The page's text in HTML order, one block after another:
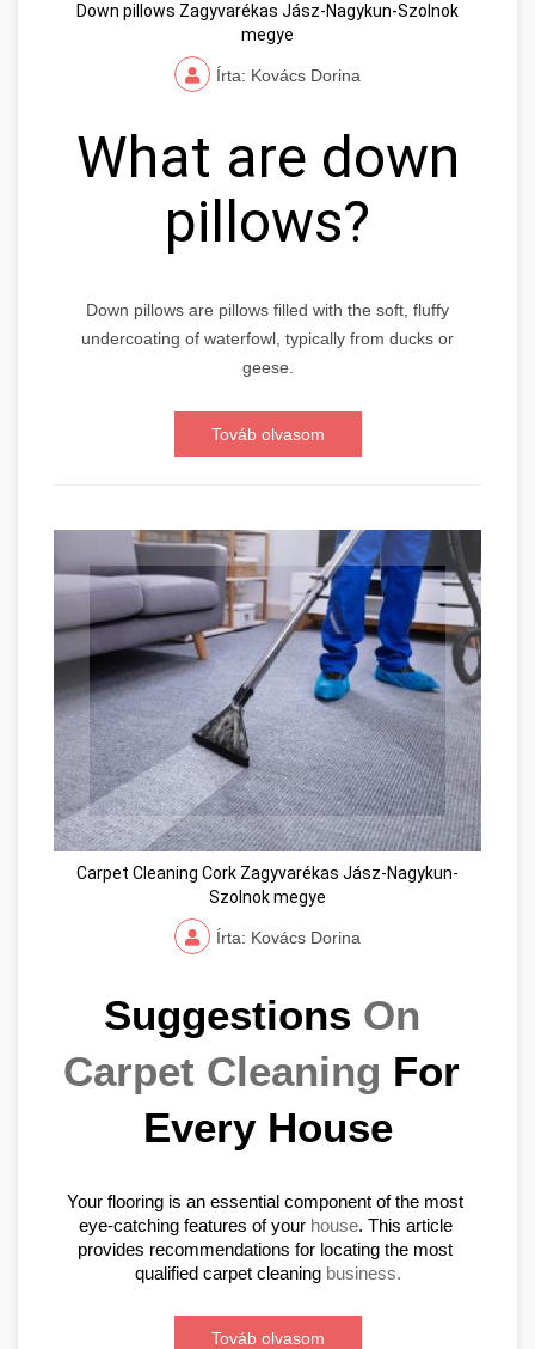
Down pillows Zagyvarékas Jász-Nagykun-Szolnok
megye
Írta: Kovács Dorina
What are down
pillows?
Down pillows are pillows filled with the soft, fluffy
undercoating of waterfowl, typically from ducks or
geese.
Továb olvasom
Carpet Cleaning Cork Zagyvarékas Jász-Nagykun-
Szolnok megye
Írta: Kovács Dorina
Suggestions On
Carpet Cleaning For
Every House
Your flooring is an essential component of the most
eye-catching features of your house. This article
provides recommendations for locating the most
qualified carpet cleaning business.
Továb olvasom